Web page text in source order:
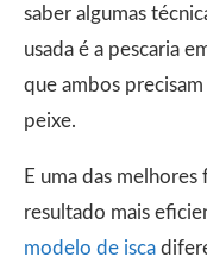
saber algumas
usada é a pescaria
que ambos
peixe.
E uma das
resultado mais
modelo de isca